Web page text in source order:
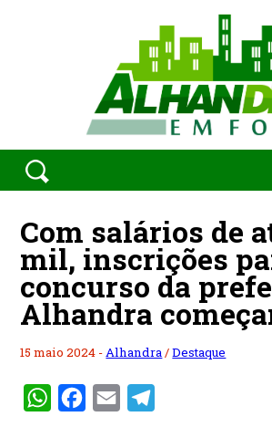
Com salários de
mil, inscrições
concurso da
Alhandra
15 maio 2024 -Alhandra/Destaque
WhatsAppFacebook
Email